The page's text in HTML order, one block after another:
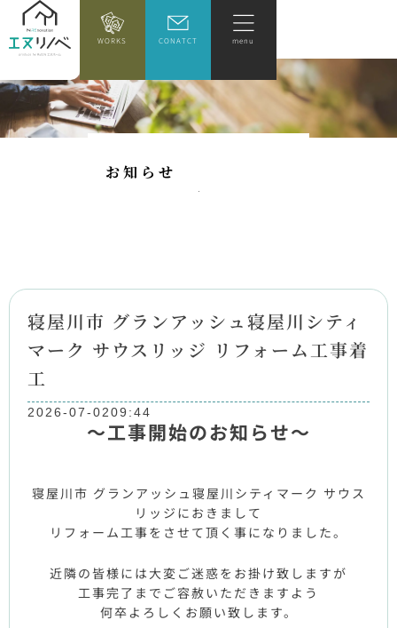
WORKS CONATCT menu
お知 ら せ
寝屋川市 グランアッシュ寝屋川シティ
マーク サウスリッジ リフォーム工事着
工
2026-07-0209:44
～工事開始のお知らせ～
寝屋川市 グランアッシュ寝屋川シティマーク サウス
リッジにおきまして
リフォーム工事をさせて頂く事になりました。
近隣の皆様には大変ご迷惑をお掛け致しますが
工事完了までご容赦いただきますよう
何卒よろしくお願い致します。